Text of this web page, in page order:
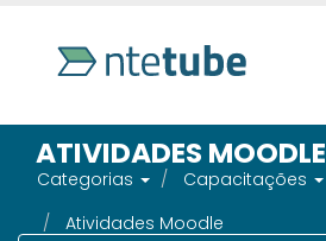
ATIVIDADES MOODLE
Categorias
Capacitações
Atividades Moodle